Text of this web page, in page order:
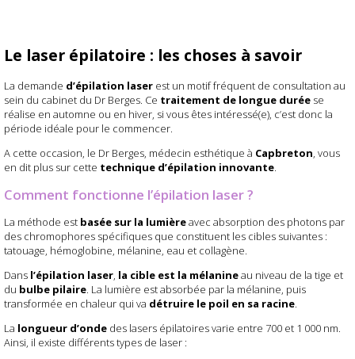
Le laser épilatoire : les choses à savoir
La demande d’épilation laser est un motif fréquent de consultation au
sein du cabinet du Dr Berges. Ce traitement de longue durée se
réalise en automne ou en hiver, si vous êtes intéressé(e), c’est donc la
période idéale pour le commencer.
A cette occasion, le Dr Berges, médecin esthétique à Capbreton, vous
en dit plus sur cette technique d’épilation innovante.
Comment fonctionne l’épilation laser ?
La méthode est basée sur la lumièreavec absorption des photons par
des chromophores spécifiques que constituent les cibles suivantes :
tatouage, hémoglobine, mélanine, eau et collagène.
Dans l’épilation laser, la cible est la mélanineau niveau de la tige et
du bulbe pilaire. La lumière est absorbée par la mélanine, puis
transformée en chaleur qui va détruire le poil en sa racine.
La longueur d’onde des lasers épilatoires varie entre 700 et 1 000 nm.
Ainsi, il existe différents types de laser :